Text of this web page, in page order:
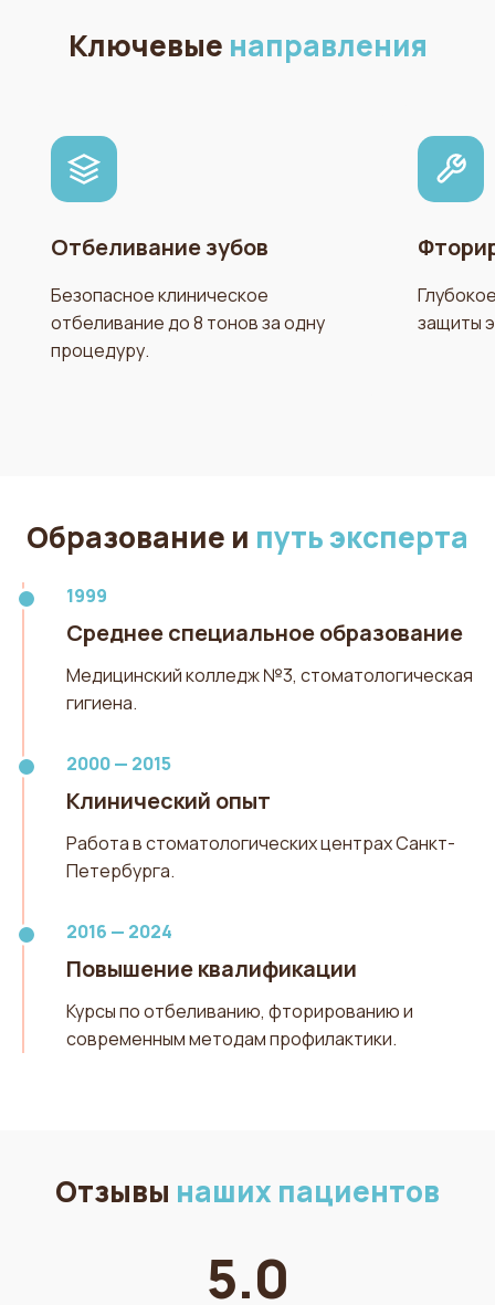
Ключевые направления
Отбеливание зубов
Безопасное клиническое
отбеливание до 8 тонов за одну
процедуру.
защиты
Образование и путь эксперта
1999
Среднее специальное образование
Медицинский колледж №3, стоматологическая
гигиена.
2000 — 2015
Клинический опыт
Работа в стоматологических центрах Санкт-
Петербурга.
2016 — 2024
Повышение квалификации
Курсы по отбеливанию, фторированию и
современным методам профилактики.
Отзывы наших пациентов
5.0